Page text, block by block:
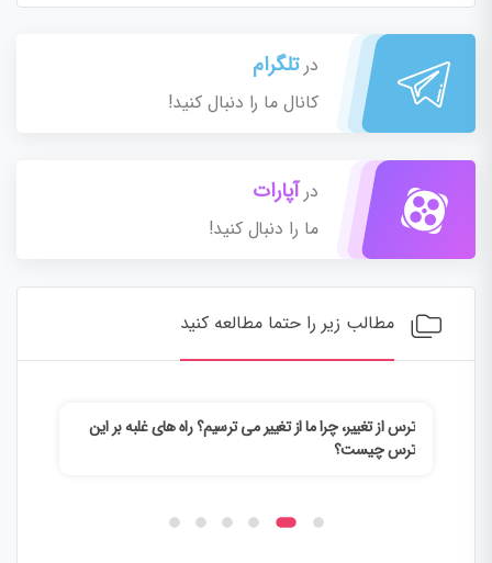
درتلگرام
کانال ما را دنبال کنید!
درآپارات
ما را دنبال کنید!
مطالب زیر را حتما مطالعه کنید
ترس از تغییر، چرا ما از تغییر می ترسیم؟ راه های غلبه بر این
ترس چیست؟